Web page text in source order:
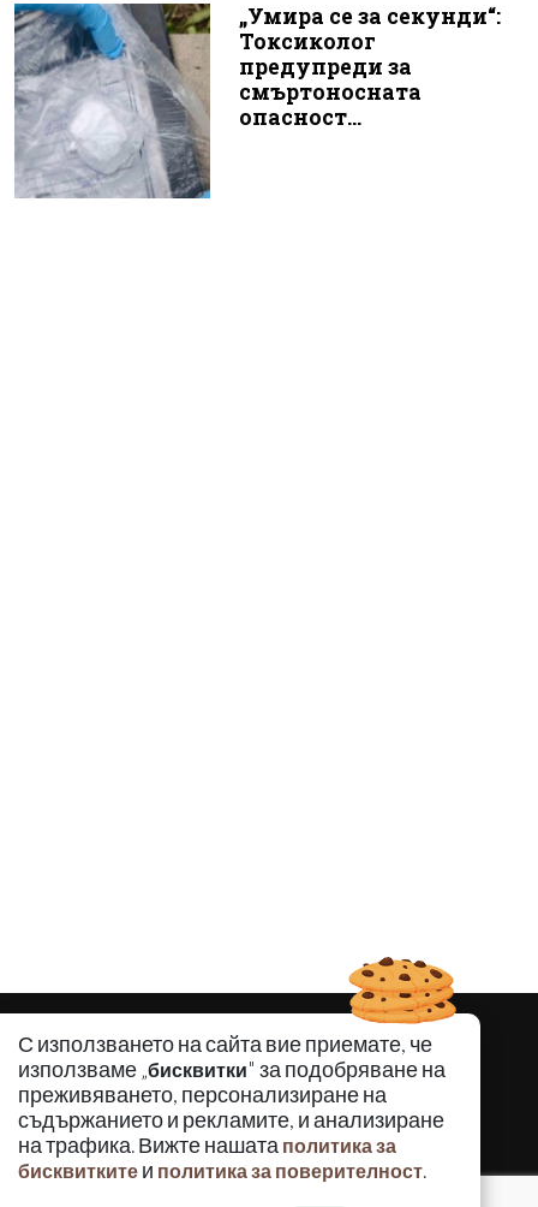
„Умира се за секунди“:
Токсиколог
предупреди за
смъртоносната
опасност...
С използването на сайта вие приемате, че
използваме „бисквитки" за подобряване на
преживяването, персонализиране на
съдържанието и рекламите, и анализиране
на трафика. Вижте нашата политика за
бисквитките и политика за поверителност.